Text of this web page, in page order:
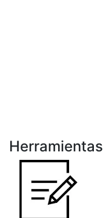
Herramientas